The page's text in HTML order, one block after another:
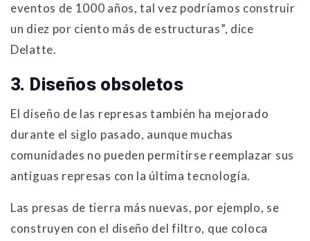
eventos de 1000 años, tal vez podríamos construir
un diez por ciento más de estructuras”, dice
Delatte.
3. Diseños obsoletos
El diseño de las represas también ha mejorado
durante el siglo pasado, aunque muchas
comunidades no pueden permitirse reemplazar sus
antiguas represas con la última tecnología.
Las presas de tierra más nuevas, por ejemplo, se
construyen con el diseño del filtro, que coloca